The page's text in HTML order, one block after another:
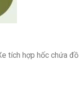
tích hợp hốc chứa đồ